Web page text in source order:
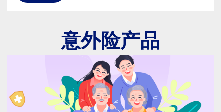
意外险产品